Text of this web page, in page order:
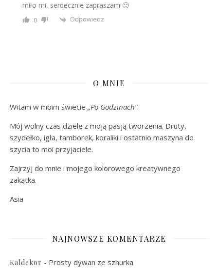
miło mi, serdecznie zapraszam 🙂
0 Odpowiedz
O MNIE
Witam w moim świecie „Po Godzinach”.
Mój wolny czas dzielę z moją pasją tworzenia. Druty,
szydełko, igła, tamborek, koraliki i ostatnio maszyna do
szycia to moi przyjaciele.
Zajrzyj do mnie i mojego kolorowego kreatywnego
zakątka.
Asia
NAJNOWSZE KOMENTARZE
Kaldekor - Prosty dywan ze sznurka